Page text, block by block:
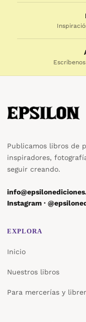
Publicamos libros de
inspiradores,
seguir creando.
Instagram ·
EXPLORA
Inicio
Nuestros libros
Para mercerías y